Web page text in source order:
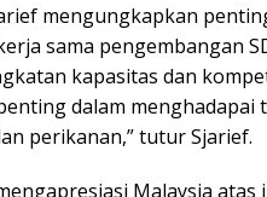
mengungkapkan
sama pengembangan
kapasitas dan
dalam
perikanan,” tutur Sjarief.
Malaysia atas